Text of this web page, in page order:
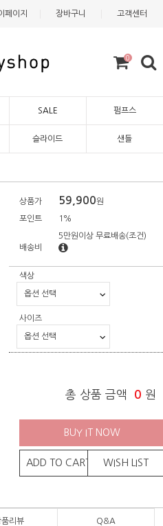
페이지 장바구니 고객센터
0
SALE 펌프스
슬라이드 샌들
상품가 59,900원
포인트 1%
배송비
5만원이상 무료배송(조건)
색상
사이즈
총 상품 금액 0 원
BUY IT NOW
ADD TO CART WISH LIST
품리뷰 Q&A